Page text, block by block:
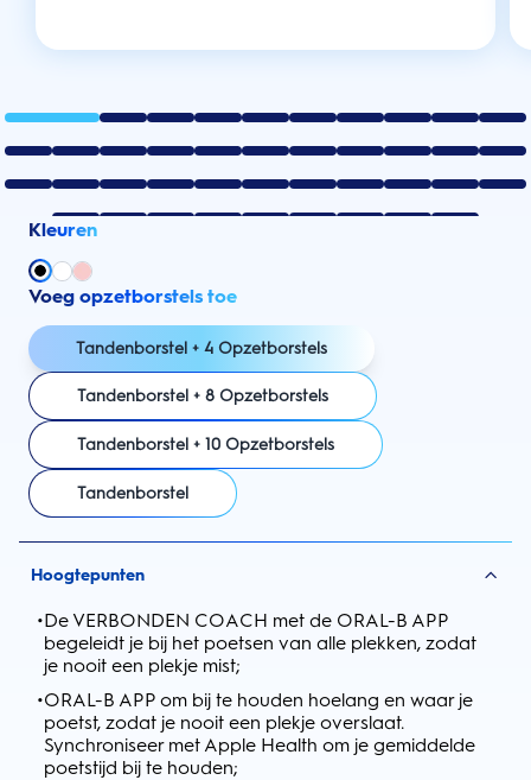
Kleuren
Voeg opzetborstels toe
Tandenborstel + 4 Opzetborstels
Tandenborstel + 8 Opzetborstels
Tandenborstel + 10 Opzetborstels
Tandenborstel
Hoogtepunten
•De VERBONDEN COACH met de ORAL-B APP
begeleidt je bij het poetsen van alle plekken, zodat
je nooit een plekje mist;
•ORAL-B APP om bij te houden hoelang en waar je
poetst, zodat je nooit een plekje overslaat.
Synchroniseer met Apple Health om je gemiddelde
poetstijd bij te houden;